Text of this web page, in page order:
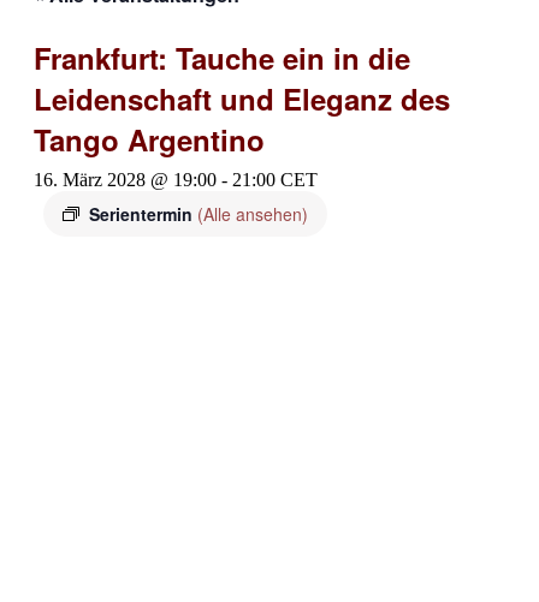
Frankfurt: Tauche ein in die
Leidenschaft und Eleganz des
Tango Argentino
16. März 2028 @ 19:00 - 21:00 CET
Serientermin (Alle ansehen)